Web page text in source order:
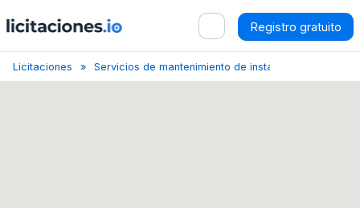
Registro gratuito
Licitaciones Servicios de mantenimiento de instalaciones de